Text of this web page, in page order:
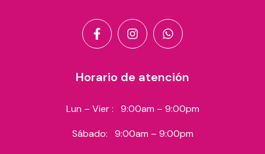
Horario de atención
Lun – Vier : 9:00am – 9:00pm
Sábado: 9:00am – 9:00pm